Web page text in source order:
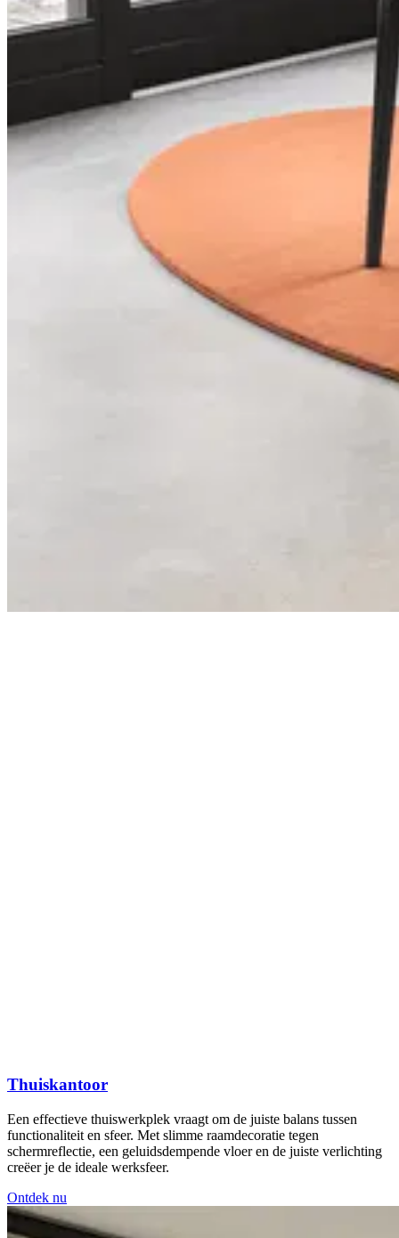
Thuiskantoor
Een effectieve thuiswerkplek vraagt om de juiste balans tussen
functionaliteit en sfeer. Met slimme raamdecoratie tegen
schermreflectie, een geluidsdempende vloer en de juiste verlichting
creëer je de ideale werksfeer.
Ontdek nu